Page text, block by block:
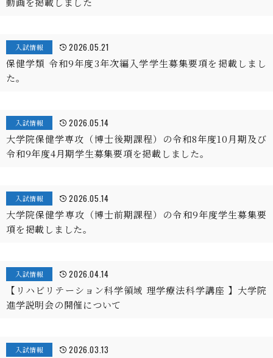
入試情報 2026.05.21
保健学類 令和9年度3年次編入学学生募集要項を掲載しまし
た。
入試情報 2026.05.14
大学院保健学専攻（博士後期課程）の令和8年度10月期及び
令和9年度4月期学生募集要項を掲載しました。
入試情報 2026.05.14
大学院保健学専攻（博士前期課程）の令和9年度学生募集要
項を掲載しました。
入試情報 2026.04.14
【リハビリテーション科学領域 理学療法科学講座 】大学院
進学説明会の開催について
入試情報 2026.03.13